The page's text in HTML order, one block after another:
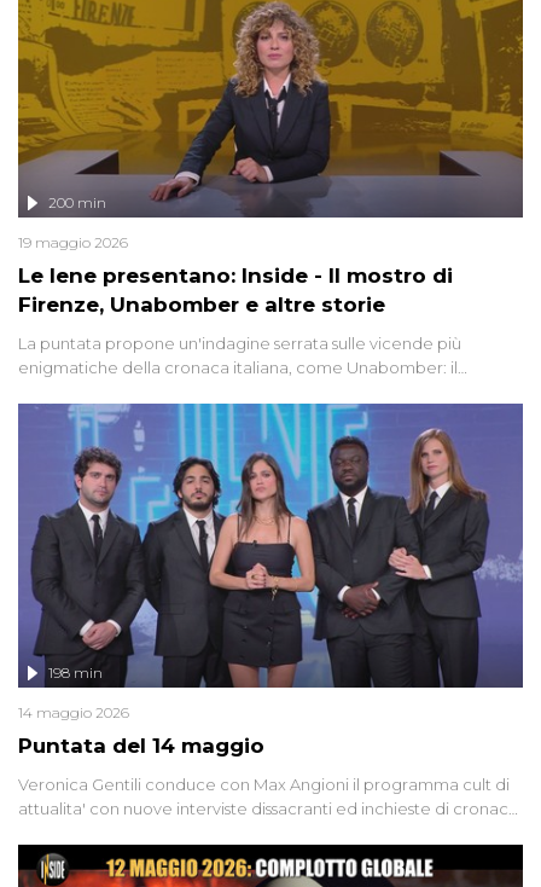
Le Iene presentano: Inside - Il mostro di
Firenze, Unabomber e altre storie
200 min
19 maggio 2026
La puntata propone un'indagine serrata sulle vicende più
enigmatiche della cronaca italiana, come Unabomber: il
'90 e il 2000 che, inquietantemente, potrebbe essere ancora in
libertà. Lo speciale affronta inoltre le zone d'ombra sul Mostro di
Firenze, le cui responsabilità appaiono ancora oggi avvolte in un
groviglio di dubbi mai chiariti. Nel corso dello speciale anche
l'intervista inedita a Olindo Romano, realizzata ne...
Puntata del 14 maggio
198 min
14 maggio 2026
Veronica Gentili conduce con Max Angioni il programma cult di
attualita' con nuove interviste dissacranti ed inchieste di cronaca